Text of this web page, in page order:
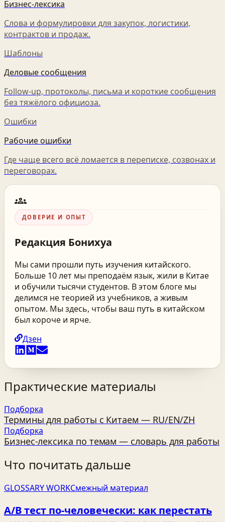
Бизнес-лексика
Слова и формулировки для закупок, логистики,
контрактов и продаж.
Шаблоны
Деловые сообщения
Follow-up, протоколы, письма и короткие сообщения
без тяжёлого официоза.
Ошибки
Рабочие ошибки
Где чаще всего всё ломается в переписке, созвонах и
переговорах.
groups
ДОВЕРИЕ И ОПЫТ
Редакция Бонихуа
Мы сами прошли путь изучения китайского.
Больше 10 лет мы преподаём язык, жили в Китае
и обучили тысячи студентов. В этом блоге мы
делимся не теорией из учебников, а живым
опытом. Мы здесь, чтобы ваш путь в китайском
был короче и ярче.
Дзен
Практические материалы
Подборка
Термины для работы с Китаем — RU/EN/ZH
Подборка
Бизнес‑лексика по темам — словарь для работы
Что почитать дальше
GLOSSARY WORKСмежный материал
A/B тест по‑человечески: как перестать